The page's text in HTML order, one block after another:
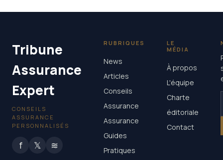
Tribune
Assurance
Expert
CONSEILS
ASSURANCE
PERSONNALISÉS
f 𝕏 ≋
RUBRIQUES
News
Articles
Conseils
Assurance
Assurance
Guides
Pratiques
LE
MÉDIA
À propos
L'équipe
Charte
éditoriale
Contact